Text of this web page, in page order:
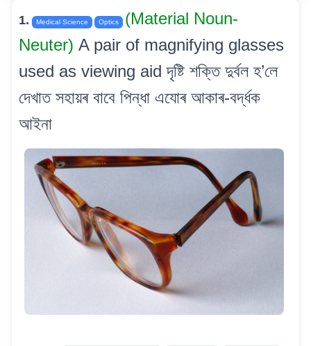
1. Medical Science Optics
(Material Noun-
Neuter) A pair of magnifying glasses
used as viewing aid দৃষ্টি শক্তি দুৰ্বল হ’লে
দেখাত সহায়ৰ বাবে পিন্ধা এযোৰ আকাৰ-বৰ্দ্ধক
আইনা